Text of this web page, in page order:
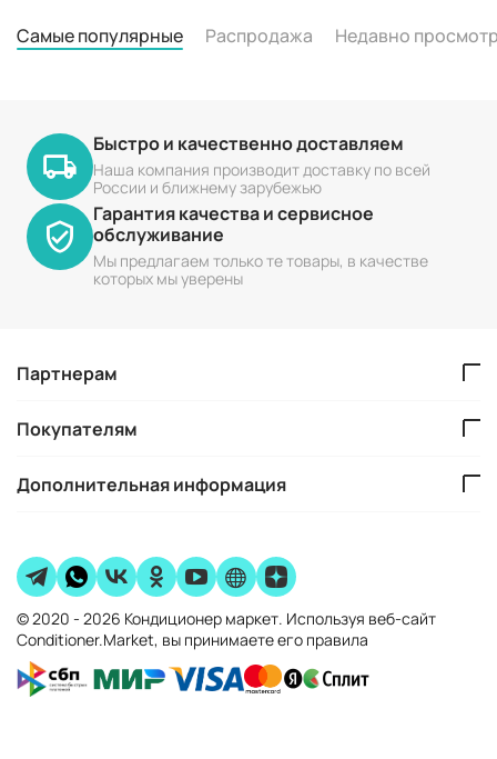
Самые популярные Распродажа Недавно
Быстро и качественно доставляем
Наша компания производит доставку по всей
России и ближнему зарубежью
Гарантия качества и сервисное
обслуживание
Мы предлагаем только те товары, в качестве
которых мы уверены
Партнерам
Покупателям
Дополнительная информация
© 2020 - 2026 Кондиционер маркет. Используя веб-сайт
Conditioner.Market, вы принимаете его правила